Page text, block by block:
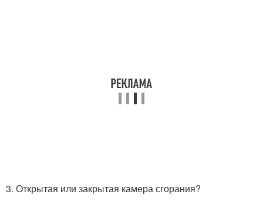
3. Открытая или закрытая камера сгорания?